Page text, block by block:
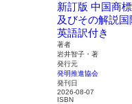
新訂版 中国商
及びその解説国
英語訳付き
著者
岩井智子・著
発行元
発明推進協会
発刊日
2026-08-07
ISBN